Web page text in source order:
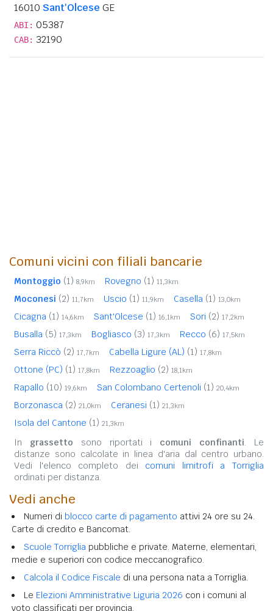
16010 Sant'Olcese GE
ABI: 05387
CAB: 32190
Comuni vicini con filiali bancarie
Montoggio (1) 8,9km Rovegno (1) 11,3km
Moconesi (2) 11,7km Uscio (1) 11,9km Casella (1) 13,0km
Cicagna (1) 14,6km Sant'Olcese (1) 16,1km Sori (2) 17,2km
Busalla (5) 17,3km Bogliasco (3) 17,3km Recco (6) 17,5km
Serra Riccò (2) 17,7km Cabella Ligure (AL) (1) 17,8km
Ottone (PC) (1) 17,8km Rezzoaglio (2) 18,1km
Rapallo (10) 19,6km San Colombano Certenoli (1) 20,4km
Borzonasca (2) 21,0km Ceranesi (1) 21,3km
Isola del Cantone (1) 21,3km
In grassetto sono riportati i comuni confinanti. Le
distanze sono calcolate in linea d'aria dal centro urbano.
Vedi l'elenco completo dei comuni limitrofi a Torriglia
ordinati per distanza.
Vedi anche
Numeri di blocco carte di pagamento attivi 24 ore su 24.
Carte di credito e Bancomat.
Scuole Torriglia pubbliche e private. Materne, elementari,
medie e superiori con codice meccanografico.
Calcola il Codice Fiscale di una persona nata a Torriglia.
Le Elezioni Amministrative Liguria 2026 con i comuni al
voto classificati per provincia.